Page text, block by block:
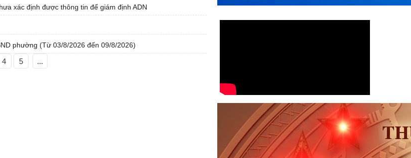
xác định được thông tin để giám định ADN
phường (Từ 03/8/2026 đến 09/8/2026)
4 5 ...